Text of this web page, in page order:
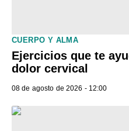
CUERPO Y ALMA
Ejercicios que te
dolor cervical
08 de agosto de 2026 - 12:00